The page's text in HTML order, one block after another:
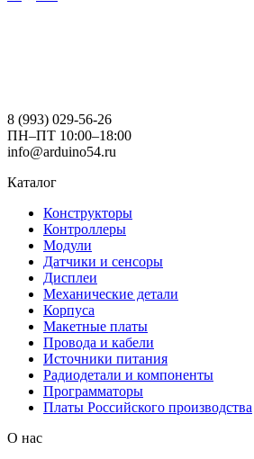
8 (993) 029-56-26
ПН–ПТ 10:00–18:00
info@arduino54.ru
Каталог
Конструкторы
Контроллеры
Модули
Датчики и сенсоры
Дисплеи
Механические детали
Корпуса
Макетные платы
Провода и кабели
Источники питания
Радиодетали и компоненты
Программаторы
Платы Российского производства
О нас